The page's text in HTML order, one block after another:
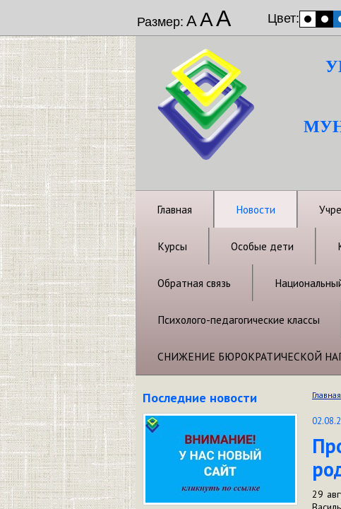
Размер: ААА Цвет:
Главная Новости
Курсы Особые дети
Обратная связь
Психолого-педагогические классы
СНИЖЕНИЕ БЮРОКРАТИЧЕСКОЙ
Последние новости Главная
29